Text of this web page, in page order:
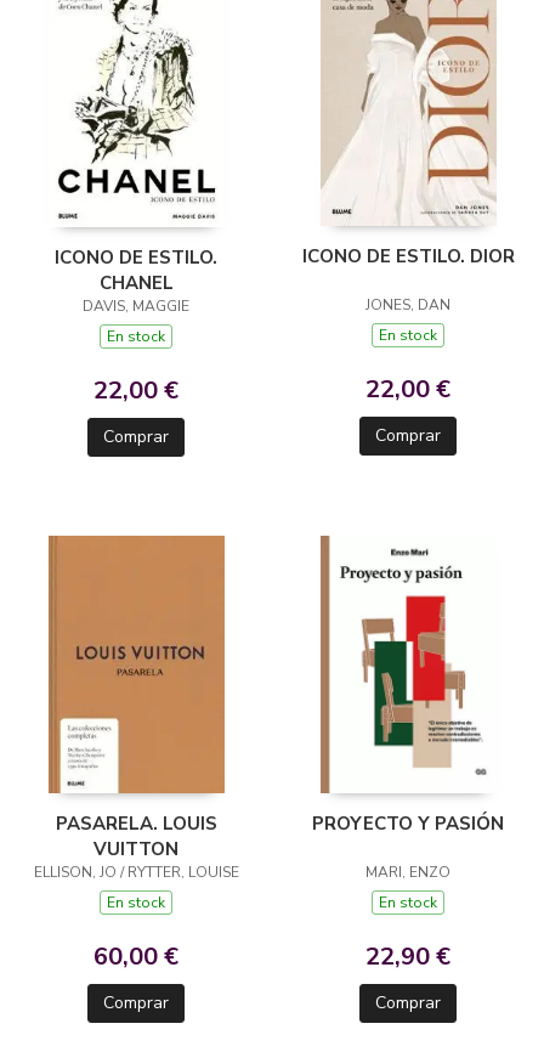
ICONO DE ESTILO.
CHANEL
DAVIS, MAGGIE
En stock
22,00 €
Comprar
ICONO DE ESTILO. DIOR
JONES, DAN
En stock
22,00 €
Comprar
PASARELA. LOUIS
VUITTON
ELLISON, JO / RYTTER, LOUISE
En stock
60,00 €
Comprar
PROYECTO Y PASIÓN
MARI, ENZO
En stock
22,90 €
Comprar